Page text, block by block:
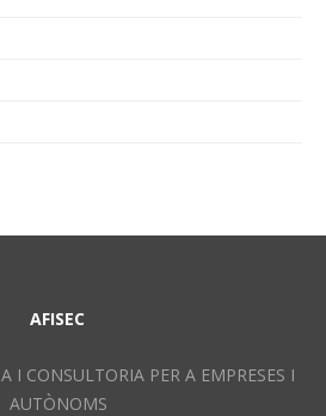
AFISEC
I CONSULTORIA PER A EMPRESES I
AUTÒNOMS